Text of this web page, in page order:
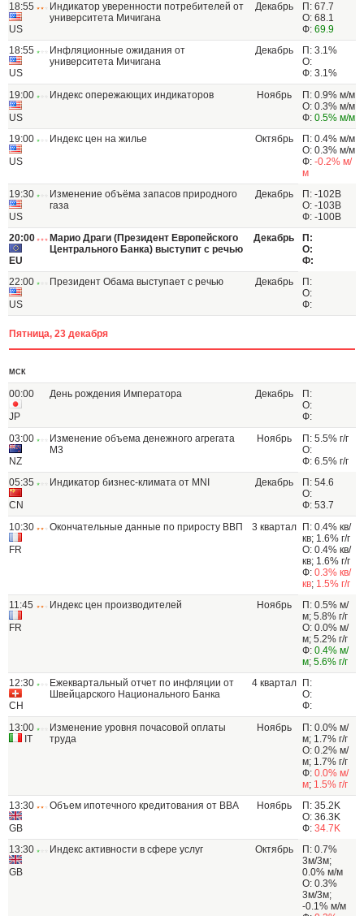
18:55
US
Индикатор уверенности потребителей от
университета Мичигана
Декабрь
П: 67.7
О: 68.1
Ф: 69.9
18:55
US
Инфляционные ожидания от
университета Мичигана
Декабрь
П: 3.1%
О:
Ф: 3.1%
19:00
US
Индекс опережающих индикаторов Ноябрь
П: 0.9% м/м
О: 0.3% м/м
Ф: 0.5% м/м
19:00
US
Индекс цен на жилье Октябрь
П: 0.4% м/м
О: 0.3% м/м
Ф: -0.2% м/
м
19:30
US
Изменение объёма запасов природного
газа
Декабрь
П: -102B
О: -103B
Ф: -100B
20:00
EU
Марио Драги (Президент Европейского
Центрального Банка) выступит с речью
Декабрь
П:
О:
Ф:
22:00
US
Президент Обама выступает с речью Декабрь
П:
О:
Ф:
Пятница, 23 декабря
МСК
00:00
JP
День рождения Императора Декабрь
П:
О:
Ф:
03:00
NZ
Изменение объема денежного агрегата
M3
Ноябрь
П: 5.5% г/г
О:
Ф: 6.5% г/г
05:35
CN
Индикатор бизнес-климата от MNI Декабрь
П: 54.6
О:
Ф: 53.7
10:30
FR
Окончательные данные по приросту ВВП 3 квартал
П: 0.4% кв/
кв; 1.6% г/г
О: 0.4% кв/
кв; 1.6% г/г
Ф: 0.3% кв/
кв; 1.5% г/г
11:45
FR
Индекс цен производителей Ноябрь
П: 0.5% м/
м; 5.8% г/г
О: 0.0% м/
м; 5.2% г/г
Ф: 0.4% м/
м; 5.6% г/г
12:30
CH
Ежеквартальный отчет по инфляции от
Швейцарского Национального Банка
4 квартал
П:
О:
Ф:
13:00
IT
Изменение уровня почасовой оплаты
труда
Ноябрь
П: 0.0% м/
м; 1.7% г/г
О: 0.2% м/
м; 1.7% г/г
Ф: 0.0% м/
м; 1.5% г/г
13:30
GB
Объем ипотечного кредитования от ВВА Ноябрь
П: 35.2K
О: 36.3K
Ф: 34.7K
13:30
GB
Индекс активности в сфере услуг Октябрь
П: 0.7%
3м/3м;
0.0% м/м
О: 0.3%
3м/3м;
-0.1% м/м